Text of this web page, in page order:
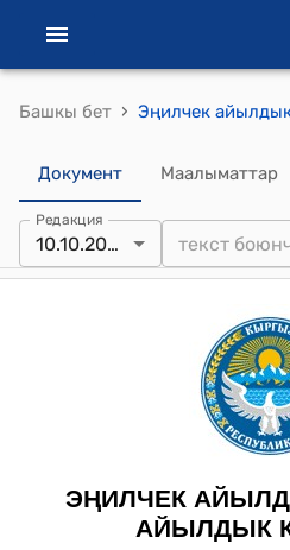
Башкы бет ›
Документ Маалыматтар
Редакция
10.10.2023